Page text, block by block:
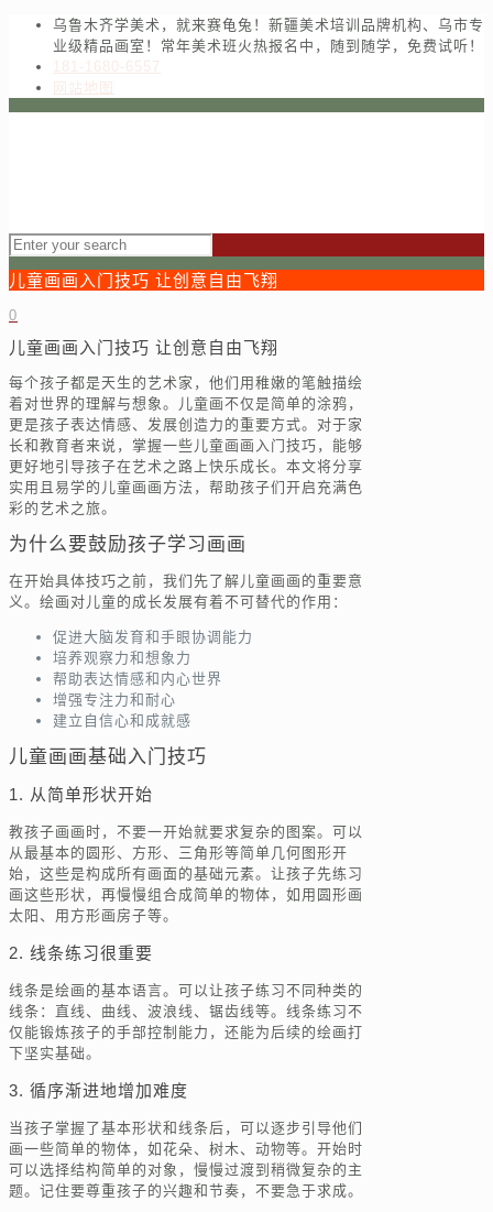
乌鲁木齐学美术，就来赛龟兔！新疆美术培训品牌机构、乌市专
业级精品画室！常年美术班火热报名中，随到随学，免费试听！
181-1680-6557
网站地图
儿童画画入门技巧 让创意自由飞翔
0
儿童画画入门技巧 让创意自由飞翔
每个孩子都是天生的艺术家，他们用稚嫩的笔触描绘
着对世界的理解与想象。儿童画不仅是简单的涂鸦，
更是孩子表达情感、发展创造力的重要方式。对于家
长和教育者来说，掌握一些儿童画画入门技巧，能够
更好地引导孩子在艺术之路上快乐成长。本文将分享
实用且易学的儿童画画方法，帮助孩子们开启充满色
彩的艺术之旅。
为什么要鼓励孩子学习画画
在开始具体技巧之前，我们先了解儿童画画的重要意
义。绘画对儿童的成长发展有着不可替代的作用：
促进大脑发育和手眼协调能力
培养观察力和想象力
帮助表达情感和内心世界
增强专注力和耐心
建立自信心和成就感
儿童画画基础入门技巧
1. 从简单形状开始
教孩子画画时，不要一开始就要求复杂的图案。可以
从最基本的圆形、方形、三角形等简单几何图形开
始，这些是构成所有画面的基础元素。让孩子先练习
画这些形状，再慢慢组合成简单的物体，如用圆形画
太阳、用方形画房子等。
2. 线条练习很重要
线条是绘画的基本语言。可以让孩子练习不同种类的
线条：直线、曲线、波浪线、锯齿线等。线条练习不
仅能锻炼孩子的手部控制能力，还能为后续的绘画打
下坚实基础。
3. 循序渐进地增加难度
当孩子掌握了基本形状和线条后，可以逐步引导他们
画一些简单的物体，如花朵、树木、动物等。开始时
可以选择结构简单的对象，慢慢过渡到稍微复杂的主
题。记住要尊重孩子的兴趣和节奏，不要急于求成。